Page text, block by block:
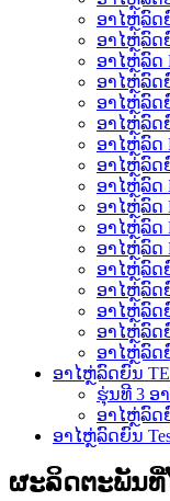
ອາໄຫຼ່ລົດ
ອາໄຫຼ່ລົດ
ອາໄຫຼ່ລົດ
ອາໄຫຼ່ລົດ
ອາໄຫຼ່ລົດ
ອາໄຫຼ່ລົດ
ອາໄຫຼ່ລົດ
ອາໄຫຼ່ລົດ
ອາໄຫຼ່ລົດ
ອາໄຫຼ່ລົດ
ອາໄຫຼ່ລົດ
ອາໄຫຼ່ລົດ
ອາໄຫຼ່ລົດ
ອາໄຫຼ່ລົດ
ອາໄຫຼ່ລົດ
ອາໄຫຼ່ລົດ
ອາໄຫຼ່ລົດ
ອາໄຫຼ່ລົດຍົນ
ຮຸ່ນທີ 3 ອ
ອາໄຫຼ່ລົດ
ອາໄຫຼ່ລົດຍົນ
ຜະລິດຕະພັນທີ່